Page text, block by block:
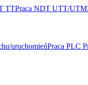
TTPraca NDT UTT/UTM
uruchomieńPraca PLC